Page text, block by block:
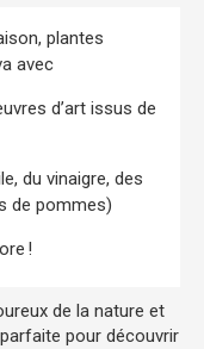
plantes
avec
d’art issus de
du vinaigre, des
de pommes)
!
de la nature et
pour découvrir